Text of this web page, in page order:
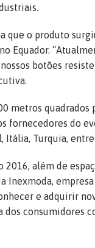
que o produto
Equador.
botões
metros quadrados
fornecedores do
Itália, Turquia,
além de
Inexmoda,
e adquirir
dos consumidores